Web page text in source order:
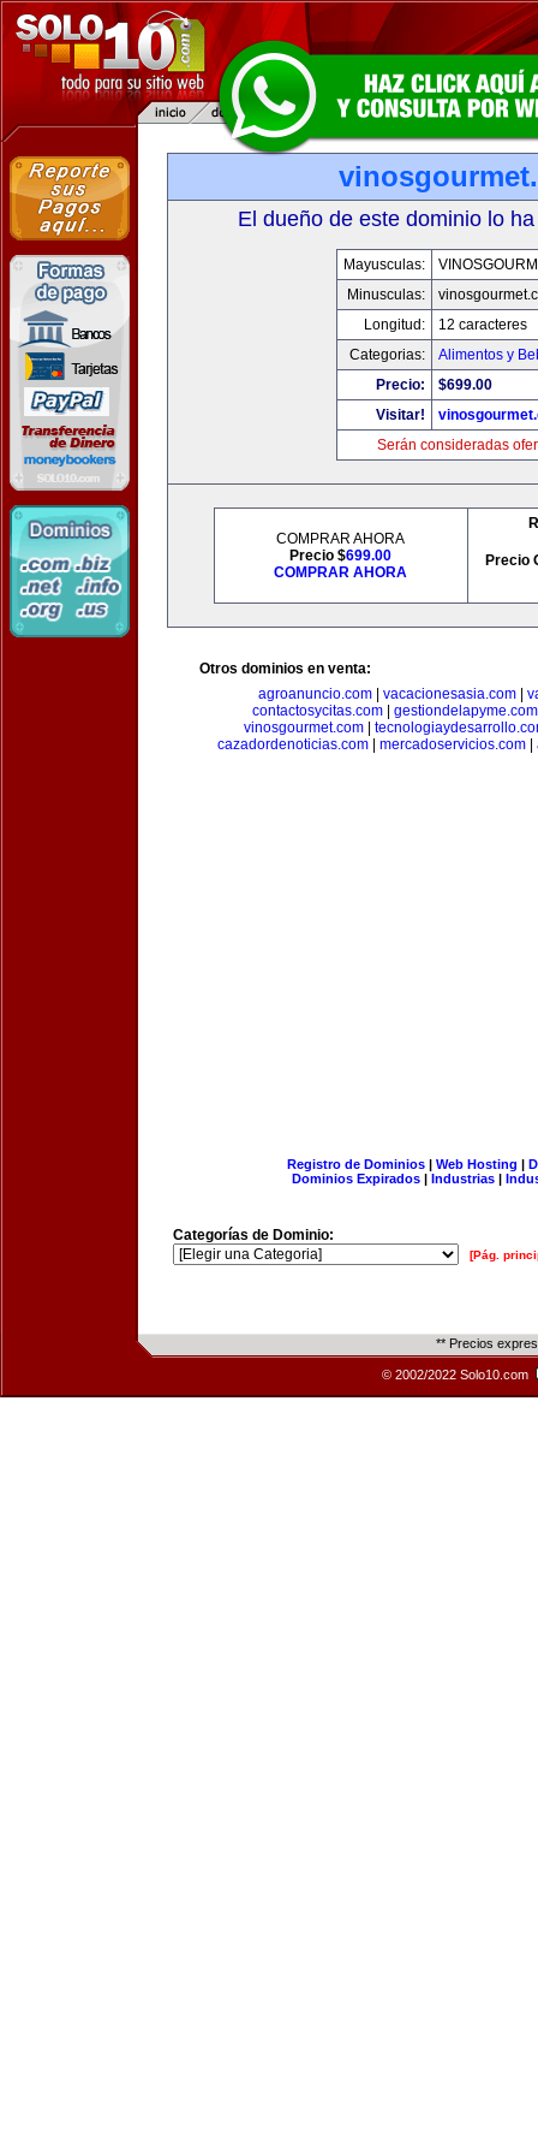
El dueño de este dominio lo
Mayusculas:
Minusculas:
Longitud:
12 caracteres
Categorias:
Alimentos y
Precio:
$699.00
Visitar!
Serán consideradas
COMPRAR AHORA
Precio $699.00
COMPRAR AHORA
Precio
Otros dominios en venta:
agroanuncio.com
vacacionesasia.com
contactosycitas.com| gestiondelapyme.com
vinosgourmet.com
cazadordenoticias.com
mercadoservicios.com
Registro de Dominios| Web Hosting |
Dominios Expirados | Industrias |
Categorías de Dominio:
[Pág.
** Precios
© 2002/2022 Solo10.com